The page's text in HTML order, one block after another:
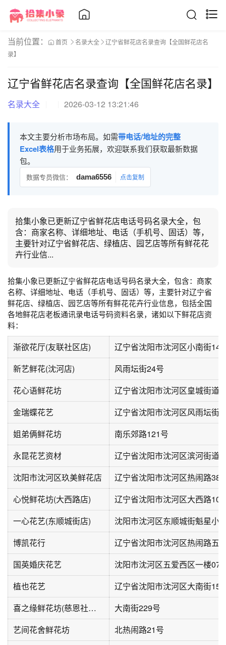
当前位置： 首页 名录大全
辽宁省鲜花店名录查询【全国鲜花店名
录】
辽宁省鲜花店名录查询【全国鲜花店名录】
名录大全 2026-03-12 13:21:46
本文主要分析市场布局。如需带电话/地址的完整
Excel表格用于业务拓展，欢迎联系我们获取最新数据
包。
数据专员微信： dama6556 点击复制
拾集小象已更新辽宁省鲜花店电话号码名录大全，包
含：商家名称、详细地址、电话（手机号、固话）等，
主要针对辽宁省鲜花店、绿植店、园艺店等所有鲜花花
卉行业信...
拾集小象已更新辽宁省鲜花店电话号码名录大全，包含：商家
名称、详细地址、电话（手机号、固话）等，主要针对辽宁省
鲜花店、绿植店、园艺店等所有鲜花花卉行业信息，包括全国
各地鲜花店老板通讯录电话号码资料名录，诸如以下鲜花店资
料：
渐欲花厅(友联社区店)
辽宁省沈阳市沈河区小南街14
新艺鲜花(沈河店)
风雨坛街24号
花心语鲜花坊
辽宁省沈阳市沈河区皇城街道
金瑞蝶花艺
辽宁省沈阳市沈河区风雨坛街
姐弟俩鲜花坊
南乐郊路121号
永昆花艺资材
沈阳市沈河区玖美鲜花店
辽宁省沈阳市沈河区热闹路38
心悦鲜花坊(大西路店)
辽宁省沈阳市沈河区大西路
一心花艺(东顺城街店)
沈阳市沈河区东顺城街魁星小
博凯花行
国英婚庆花艺
沈阳市沈河区五爱西区一楼
植也花艺
喜之缘鲜花坊(慈恩社区店)
大南街229号
艺间花舍鲜花坊
北热闹路21号